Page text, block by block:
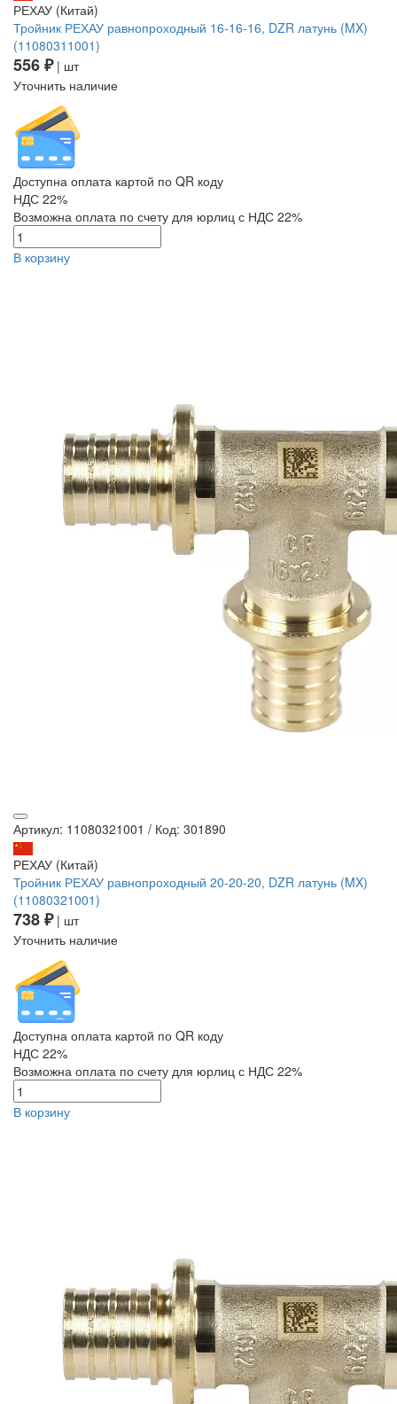
РЕХАУ (Китай)
Тройник РЕХАУ равнопроходный 16-16-16, DZR латунь (MX)
(11080311001)
556 ₽| шт
Уточнить наличие
Доступна оплата картой по QR коду
НДС 22%
Возможна оплата по счету для юрлиц с НДС 22%
В корзину
Артикул: 11080321001 / Код: 301890
РЕХАУ (Китай)
Тройник РЕХАУ равнопроходный 20-20-20, DZR латунь (MX)
(11080321001)
738 ₽| шт
Уточнить наличие
Доступна оплата картой по QR коду
НДС 22%
Возможна оплата по счету для юрлиц с НДС 22%
В корзину